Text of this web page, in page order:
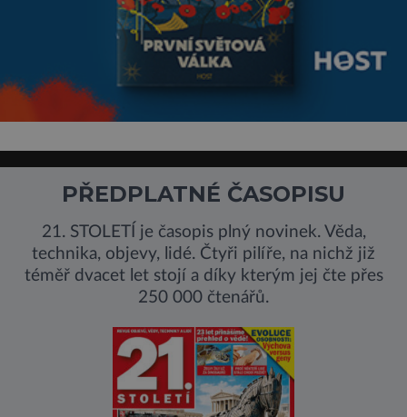
PŘEDPLATNÉ ČASOPISU
21. STOLETÍ je časopis plný novinek. Věda,
technika, objevy, lidé. Čtyři pilíře, na nichž již
téměř dvacet let stojí a díky kterým jej čte přes
250 000 čtenářů.